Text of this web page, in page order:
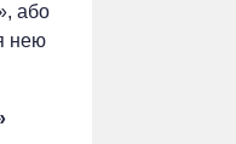
або
нею